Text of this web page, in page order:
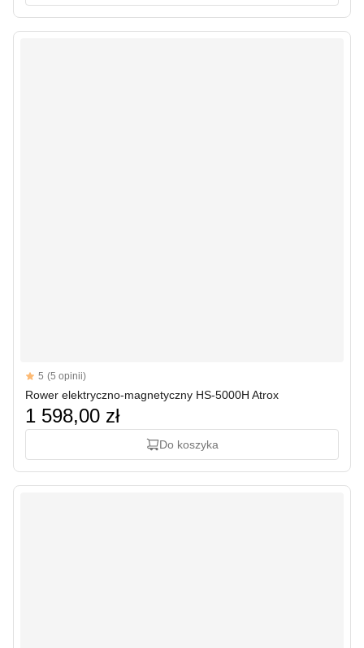
Reviews
5 out of 5 stars
5 (5 opinii)
Rower elektryczno-magnetyczny HS-5000H Atrox
1 598,00 zł
Do koszyka